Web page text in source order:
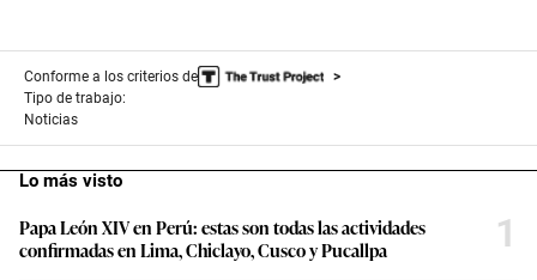
Conforme a los criterios de
Tipo de trabajo:
Noticias
Lo más visto
Papa León XIV en Perú: estas son todas las actividades
confirmadas en Lima, Chiclayo, Cusco y Pucallpa
1